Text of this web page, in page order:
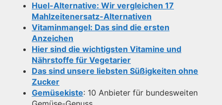
Huel-Alternative: Wir vergleichen 17
Mahlzeitenersatz-Alternativen
Vitaminmangel: Das sind die ersten
Anzeichen
Hier sind die wichtigsten Vitamine und
Nährstoffe für Vegetarier
Das sind unsere liebsten Süßigkeiten ohne
Zucker
Gemüsekiste: 10 Anbieter für bundesweiten